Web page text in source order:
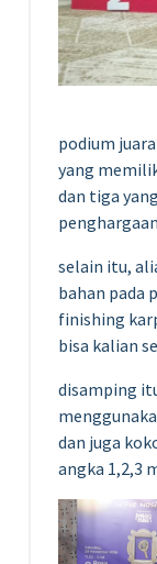
podium
yang
dan tiga
selain itu,
bahan pada
finishing
bisa kalian
disamping
dan juga
angka 1,2,3